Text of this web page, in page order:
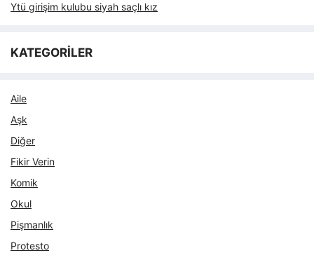
Ytü girişim kulubu siyah saçlı kız
KATEGORİLER
Aile
Aşk
Diğer
Fikir Verin
Komik
Okul
Pişmanlık
Protesto